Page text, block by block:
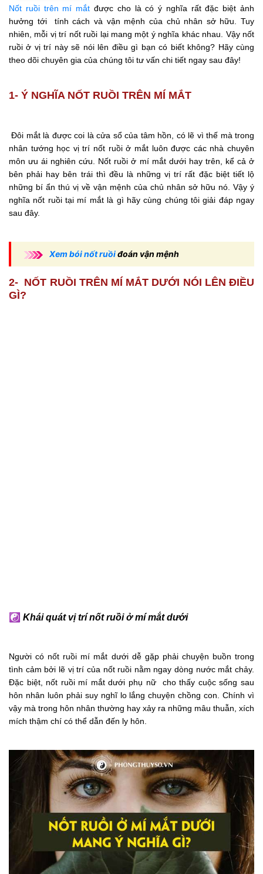
Nốt ruồi trên mí mắt được cho là có ý nghĩa rất đặc biệt ảnh
hưởng tới tính cách và vận mệnh của chủ nhân sở hữu. Tuy
nhiên, mỗi vị trí nốt ruồi lại mang một ý nghĩa khác nhau. Vậy nốt
ruồi ở vị trí này sẽ nói lên điều gì bạn có biết không? Hãy cùng
theo dõi chuyên gia của chúng tôi tư vấn chi tiết ngay sau đây!
1- Ý NGHĨA NỐT RUỒI TRÊN MÍ MẮT
Đôi mắt là được coi là cửa sổ của tâm hồn, có lẽ vì thế mà trong
nhân tướng học vị trí nốt ruồi ở mắt luôn được các nhà chuyên
môn ưu ái nghiên cứu. Nốt ruồi ở mí mắt dưới hay trên, kể cả ở
bên phải hay bên trái thì đều là những vị trí rất đặc biệt tiết lộ
những bí ẩn thú vị về vận mệnh của chủ nhân sở hữu nó. Vậy ý
nghĩa nốt ruồi tại mí mắt là gì hãy cùng chúng tôi giải đáp ngay
sau đây.
Xem bói nốt ruồiđoán vận mệnh
2- NỐT RUỒI TRÊN MÍ MẮT DƯỚI NÓI LÊN ĐIỀU
GÌ?
☯ Khái quát vị trí nốt ruồi ở mí mắt dưới
Người có nốt ruồi mí mắt dưới dễ gặp phải chuyện buồn trong
tình cảm bởi lẽ vị trí của nốt ruồi nằm ngay dòng nước mắt chảy.
Đặc biệt, nốt ruồi mí mắt dưới phụ nữ cho thấy cuộc sống sau
hôn nhân luôn phải suy nghĩ lo lắng chuyện chồng con. Chính vì
vậy mà trong hôn nhân thường hay xảy ra những mâu thuẫn, xích
mích thậm chí có thể dẫn đến ly hôn.